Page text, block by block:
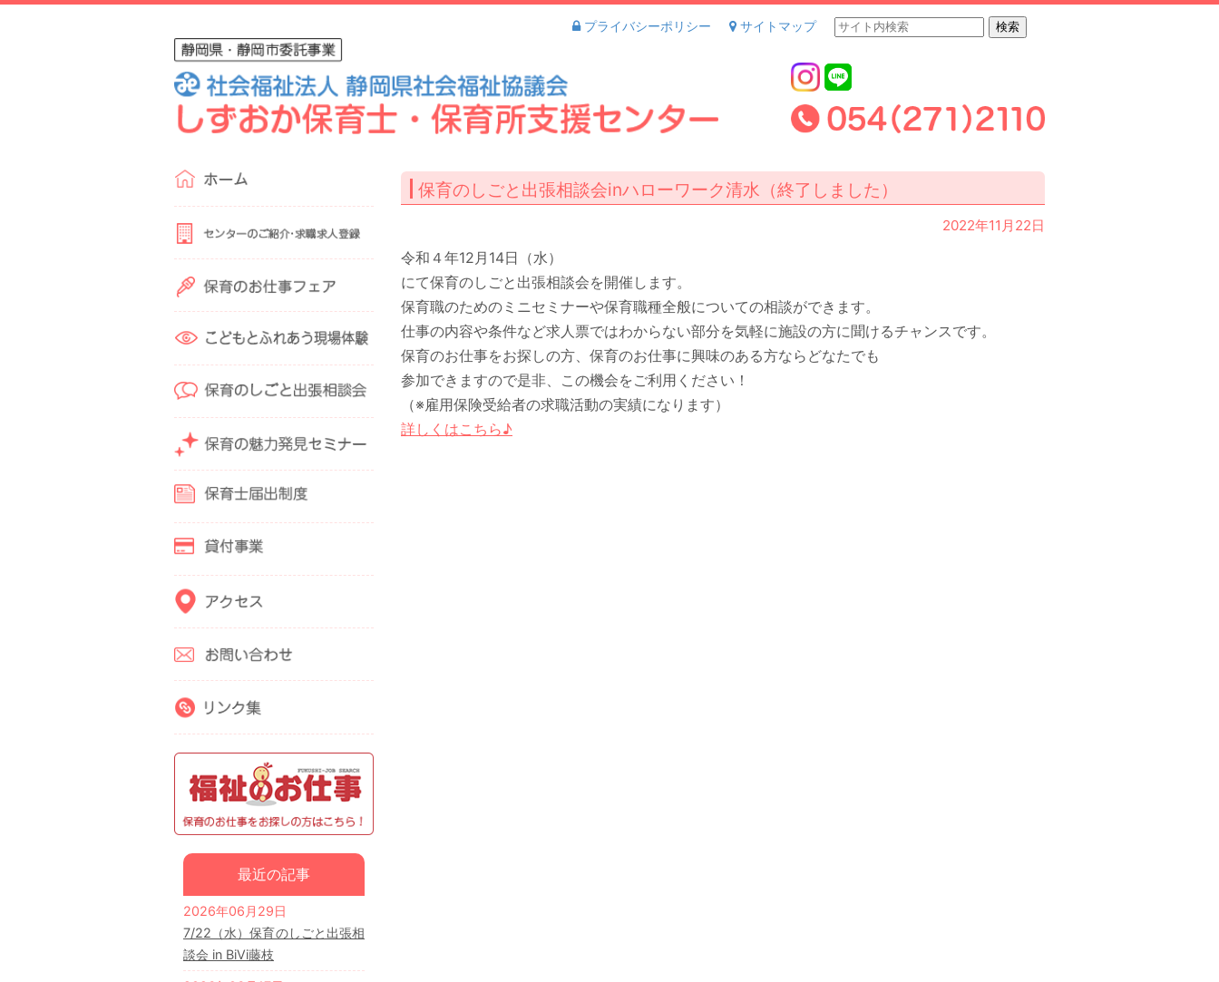
プライバシーポリシー サイトマップ
最近の記事
2026年06月29日
7/22（水）保育のしごと出張相
談会 in BiVi藤枝
保育のしごと出張相談会inハローワーク清水（終了しました）
2022年11月22日
令和４年12月14日（水）
にて保育のしごと出張相談会を開催します。
保育職のためのミニセミナーや保育職種全般についての相談ができます。
仕事の内容や条件など求人票ではわからない部分を気軽に施設の方に聞けるチャンスです。
保育のお仕事をお探しの方、保育のお仕事に興味のある方ならどなたでも
参加できますので是非、この機会をご利用ください！
（※雇用保険受給者の求職活動の実績になります）
詳しくはこちら♪